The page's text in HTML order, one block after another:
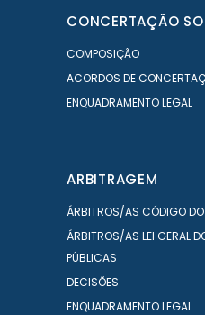
CONCERTAÇÃO
COMPOSIÇÃO
ACORDOS DE
ENQUADRAMENTO LEGAL
ARBITRAGEM
ÁRBITROS/AS CÓDIGO
ÁRBITROS/AS LEI GERAL
PÚBLICAS
DECISÕES
ENQUADRAMENTO LEGAL